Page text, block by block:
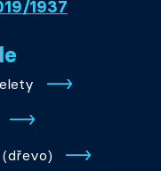
1937